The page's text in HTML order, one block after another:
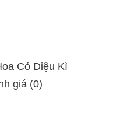
Cỏ Diệu Kì
giá (0)